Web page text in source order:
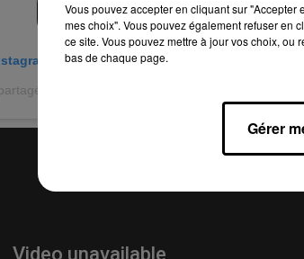
par Sysa �x� (@sysa_2.0)
Vous pouvez accepter en cliquant sur
mes choix". Vous pouvez également refuser en
ce site. Vous pouvez mettre à jour vos choix, ou
bas de chaque page.
Gérer